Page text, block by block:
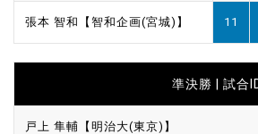
張本 智和【智和企画(宮城)】 11
準決勝 | 試合
戸上 隼輔【明治大(東京)】